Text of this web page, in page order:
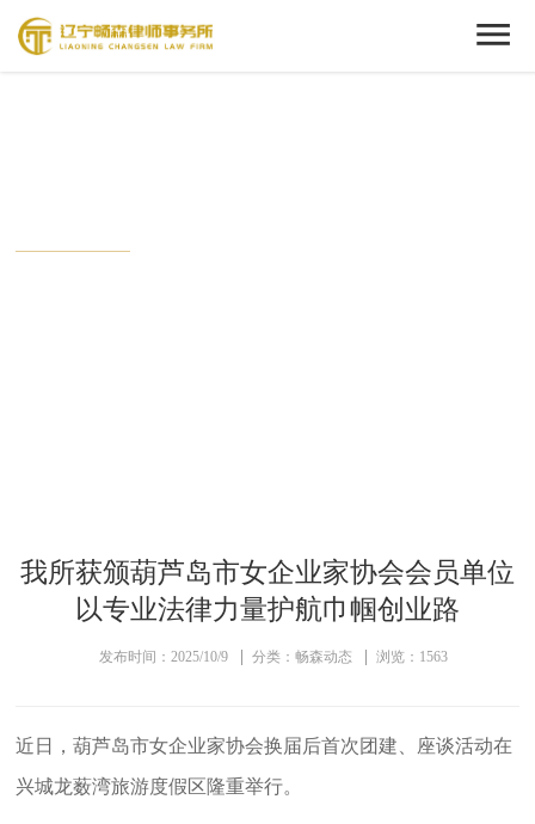
我所获颁葫芦岛市女企业家协会会员单位
以专业法律力量护航巾帼创业路
发布时间：2025/10/9 分类：畅森动态 浏览：1563
近日，葫芦岛市女企业家协会换届后首次团建、座谈活动在
兴城龙薮湾旅游度假区隆重举行。